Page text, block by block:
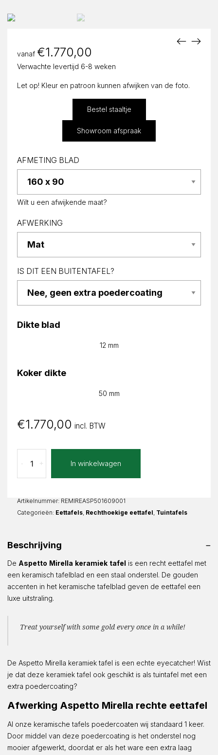
vanaf €1.770,00
Verwachte levertijd 6-8 weken
Let op! Kleur en patroon kunnen afwijken van de foto.
Bestel staaltje
Showroom afspraak
AFMETING BLAD
Wilt u een afwijkende maat?
AFWERKING
IS DIT EEN BUITENTAFEL?
Dikte blad
12 mm
Koker dikte
50 mm
€1.770,00 incl. BTW
Mirella
Recht
+
- In winkelwagen
Artikelnummer: REMIREASP501609001
Categorieën: Eettafels Rechthoekige eettafel Tuintafels
Beschrijving
De Aspetto Mirella keramiek tafel is een recht eettafel met
een keramisch tafelblad en een staal onderstel. De gouden
accenten in het keramische tafelblad geven de eettafel een
luxe uitstraling.
Treat yourself with some gold every once in a while!
De Aspetto Mirella keramiek tafel is een echte eyecatcher! Wist
je dat deze keramiek tafel ook geschikt is als tuintafel met een
extra poedercoating?
Afwerking Aspetto Mirella rechte eettafel
Al onze keramische tafels poedercoaten wij standaard 1 keer.
Door middel van deze poedercoating is het onderstel nog
mooier afgewerkt, doordat er als het ware een extra laag